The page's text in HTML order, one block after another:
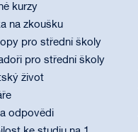
kurzy
na zkoušku
pro střední školy
pro střední školy
život
odpovědi